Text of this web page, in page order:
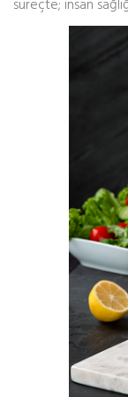
süreçte; insan